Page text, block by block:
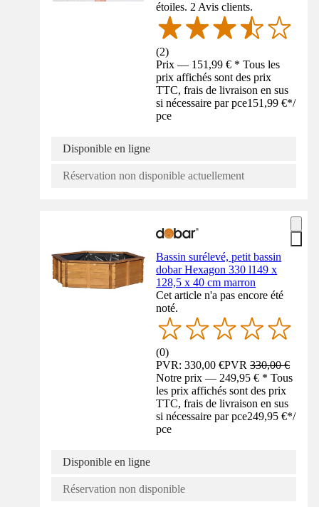
étoiles. 2 Avis clients.
(2)
Prix — 151,99 € * Tous les
prix affichés sont des prix
TTC, frais de livraison en sus
si nécessaire par pce151,99 €*/
pce
Disponible en ligne
Réservation non disponible actuellement
Bassin surélevé, petit bassin
dobar Hexagon 330 l149 x
128,5 x 40 cm marron
Cet article n'a pas encore été
noté.
(0)
PVR: 330,00 €PVR330,00 €
Notre prix — 249,95 € * Tous
les prix affichés sont des prix
TTC, frais de livraison en sus
si nécessaire par pce249,95 €*/
pce
Disponible en ligne
Réservation non disponible